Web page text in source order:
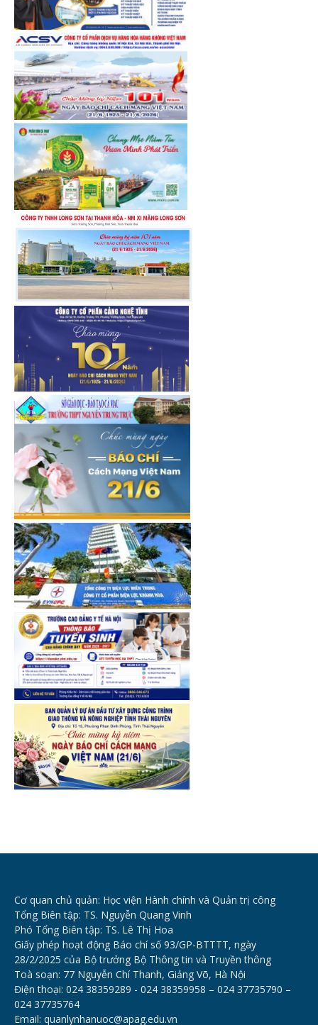
Cơ quan chủ quản: Học viện Hành chính và Quản trị công
Tổng Biên tập: TS. Nguyễn Quang Vinh
Phó Tổng Biên tập: TS. Lê Thị Hoa
Giấy phép hoạt động Báo chí số 93/GP-BTTTT, ngày
28/2/2025 của Bộ trưởng Bộ Thông tin và Truyền thông
Toà soạn: 77 Nguyễn Chí Thanh, Giảng Võ, Hà Nội
Điện thoại: 024 38359289 - 024 38359958 – 024 37735790 –
024 37735764
Email: quanlynhanuoc@apag.edu.vn